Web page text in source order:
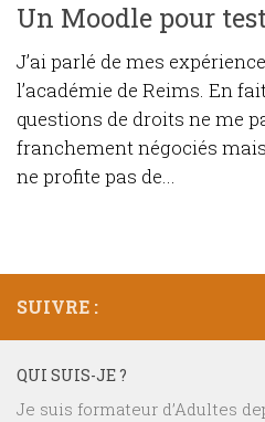
Un Moodle pour
J’ai parlé de mes
l’académie de Reims. En
questions de droits ne me
franchement négociés
ne profite pas de...
SUIVRE :
QUI SUIS-JE ?
Je suis formateur d’Adultes